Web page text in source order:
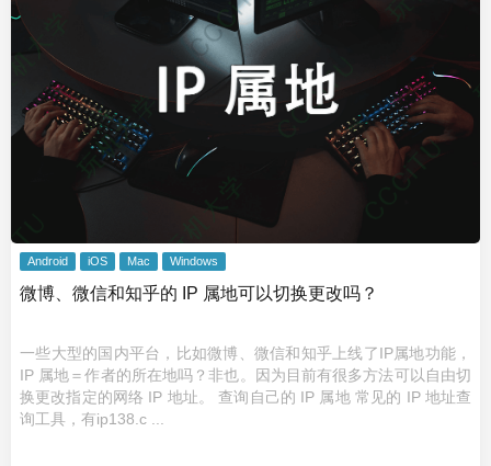
Android iOS Mac Windows
微博、微信和知乎的 IP 属地可以切换更改吗？
一些大型的国内平台，比如微博、微信和知乎上线了IP属地功能，
IP 属地＝作者的所在地吗？非也。因为目前有很多方法可以自由切
换更改指定的网络 IP 地址。 查询自己的 IP 属地 常见的 IP 地址查
询工具，有ip138.c ...